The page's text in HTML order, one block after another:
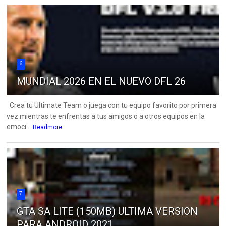
6
MUNDIAL 2026 EN EL NUEVO DFL 26
Crea tu Ultimate Team o juega con tu equipo favorito por primera
vez mientras te enfrentas a tus amigos o a otros equipos en la
emoci...
Readmore
7
GTA SA LITE (150MB) ULTIMA VERSION